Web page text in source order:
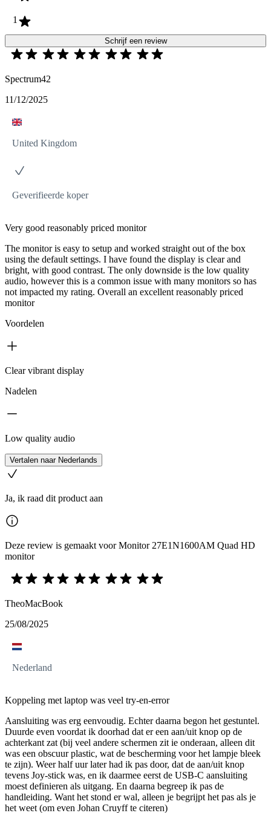
1
Schrijf een review
Spectrum42
11/12/2025
United Kingdom
Geverifieerde koper
Very good reasonably priced monitor
The monitor is easy to setup and worked straight out of the box
using the default settings. I have found the display is clear and
bright, with good contrast. The only downside is the low quality
audio, however this is a common issue with many monitors so has
not impacted my rating. Overall an excellent reasonably priced
monitor
Voordelen
Clear vibrant display
Nadelen
Low quality audio
Vertalen naar Nederlands
Ja, ik raad dit product aan
Deze review is gemaakt voor Monitor 27E1N1600AM Quad HD
monitor
TheoMacBook
25/08/2025
Nederland
Koppeling met laptop was veel try-en-error
Aansluiting was erg eenvoudig. Echter daarna begon het gestuntel.
Duurde even voordat ik doorhad dat er een aan/uit knop op de
achterkant zat (bij veel andere schermen zit ie onderaan, alleen dit
was een obscuur plastic, wat de bescherming voor het lampje bleek
te zijn). Weer half uur later had ik pas door, dat de aan/uit knop
tevens Joy-stick was, en ik daarmee eerst de USB-C aansluiting
moest definieren als uitgang. En daarna begreep ik pas de
handleiding. Want het stond er wal, alleen je begrijpt het pas als je
het weet (om even Johan Cruyff te citeren)